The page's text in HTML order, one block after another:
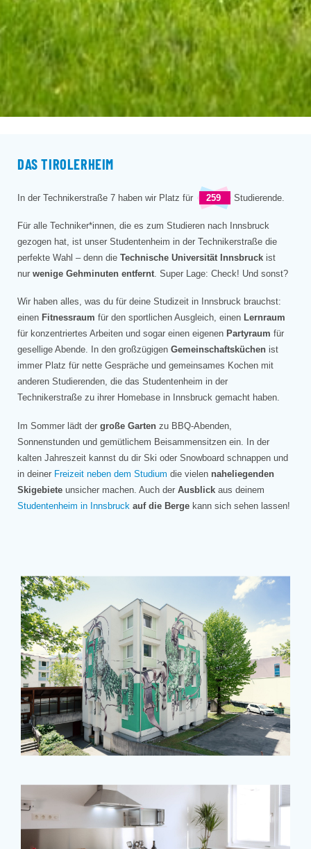
DAS TIROLERHEIM
In der Technikerstraße 7 haben wir Platz für 259 Studierende.
Für alle Techniker*innen, die es zum Studieren nach Innsbruck
gezogen hat, ist unser Studentenheim in der Technikerstraße die
perfekte Wahl – denn die Technische Universität Innsbruck ist
nur wenige Gehminuten entfernt . Super Lage: Check! Und sonst?
Wir haben alles, was du für deine Studizeit in Innsbruck brauchst:
einen Fitnessraum für den sportlichen Ausgleich, einen Lernraum
für konzentriertes Arbeiten und sogar einen eigenen Partyraum für
gesellige Abende. In den großzügigen Gemeinschaftsküchen ist
immer Platz für nette Gespräche und gemeinsames Kochen mit
anderen Studierenden, die das Studentenheim in der
Technikerstraße zu ihrer Homebase in Innsbruck gemacht haben.
Im Sommer lädt der große Garten zu BBQ-Abenden,
Sonnenstunden und gemütlichem Beisammensitzen ein. In der
kalten Jahreszeit kannst du dir Ski oder Snowboard schnappen und
in deiner Freizeit neben dem Studium die vielen naheliegenden
Skigebiete unsicher machen. Auch der Ausblick aus deinem
Studentenheim in Innsbruck auf die Berge kann sich sehen lassen!